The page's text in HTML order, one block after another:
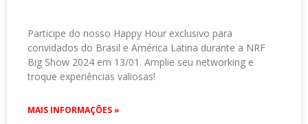
Participe do nosso Happy Hour exclusivo para
convidados do Brasil e América Latina durante a NRF
Big Show 2024 em 13/01. Amplie seu networking e
troque experiências valiosas!
MAIS INFORMAÇÕES »